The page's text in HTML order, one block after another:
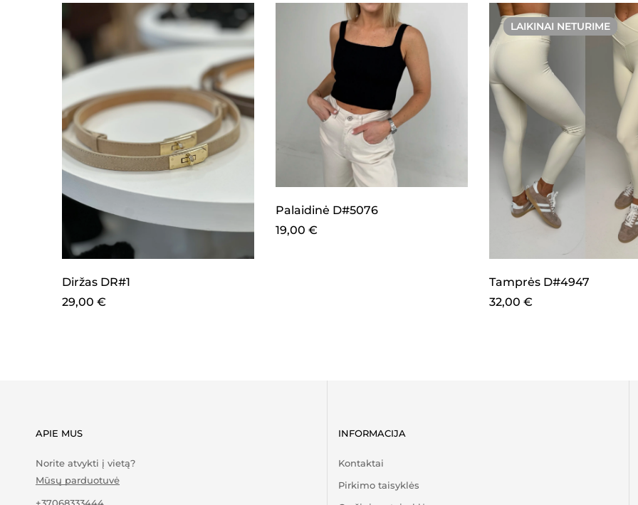
Diržas DR#1
29,00 €
Palaidinė D#5076
19,00 €
LAIKINAI NETURIME
Tamprės D#4947
32,00 €
APIE MUS
Norite atvykti į vietą?
Mūsų parduotuvė
+37068333444
INFORMACIJA
Kontaktai
Pirkimo taisyklės